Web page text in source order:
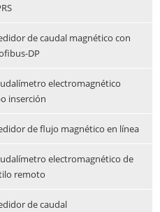
de caudal magnético con
DP
electromagnético
inserción
de flujo magnético en línea
electromagnético de
remoto
de caudal